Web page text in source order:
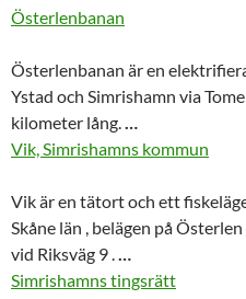
Österlenbanan
Österlenbanan är en
Ystad och Simrishamn via
kilometer lång.…
Vik, Simrishamns kommun
Vik är en tätort och ett
Skåne län , belägen på
vid Riksväg 9 .…
Simrishamns tingsrätt